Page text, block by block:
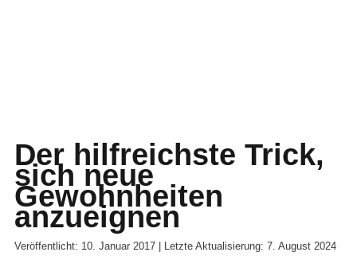
Der hilfreichste Trick,
sich neue
Gewohnheiten
anzueignen
Veröffentlicht: 10. Januar 2017 | Letzte Aktualisierung: 7. August 2024